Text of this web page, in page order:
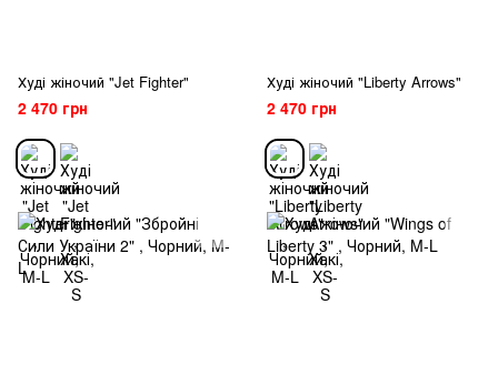
Худі жіночий "Jet Fighter"
2 470 грн
Худі жіночий "Liberty Arrows"
2 470 грн